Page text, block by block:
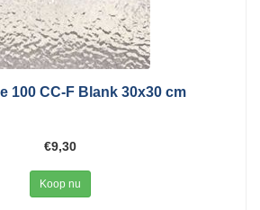
100 CC-F Blank 30x30 cm
€9,30
Koop nu